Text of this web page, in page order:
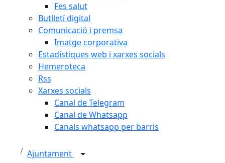
Fes salut
Butlletí digital
Comunicació i premsa
Imatge corporativa
Estadístiques web i xarxes socials
Hemeroteca
Rss
Xarxes socials
Canal de Telegram
Canal de Whatsapp
Canals whatsapp per barris
Ajuntament